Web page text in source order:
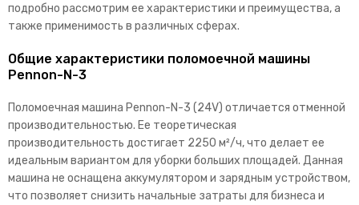
подробно рассмотрим ее характеристики и преимущества, а
также применимость в различных сферах.
Общие характеристики поломоечной машины
Pennon-N-3
Поломоечная машина Pennon-N-3 (24V) отличается отменной
производительностью. Ее теоретическая
производительность достигает 2250 м²/ч, что делает ее
идеальным вариантом для уборки больших площадей. Данная
машина не оснащена аккумулятором и зарядным устройством,
что позволяет снизить начальные затраты для бизнеса и